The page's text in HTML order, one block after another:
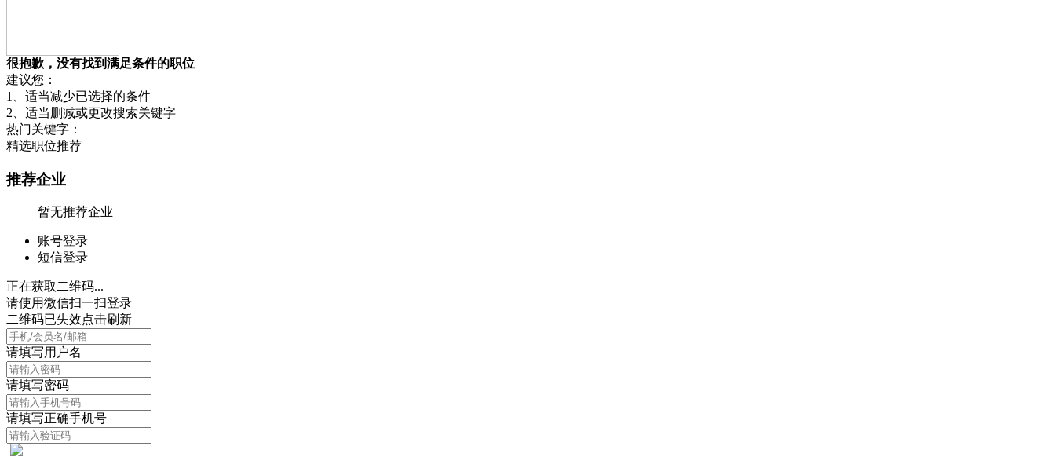
很抱歉，没有找到满足条件的职位
建议您：
1、适当减少已选择的条件
2、适当删减或更改搜索关键字
热门关键字：
精选职位推荐
推荐企业
暂无推荐企业
账号登录
短信登录
正在获取二维码...
请使用微信扫一扫登录
二维码已失效点击刷新
请填写用户名
请填写密码
请填写正确手机号